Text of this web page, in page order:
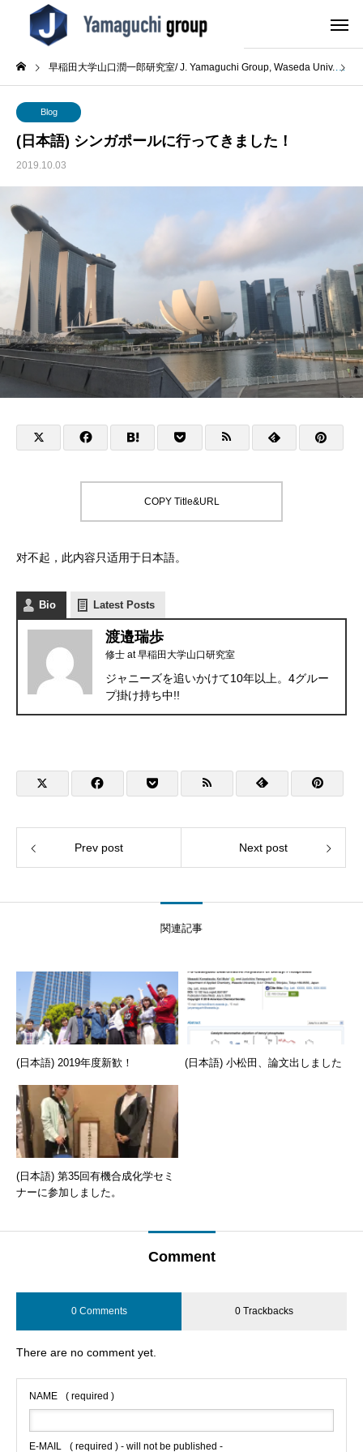
早稲田大学山口潤一郎研究室/ J. Yamaguchi Group, Waseda Univ.
Blog
(日本語) シンガポールに行ってきました！
2019.10.03
COPY Title&URL
对不起，此内容只适用于日本語。
Bio Latest Posts
渡邉瑞歩
修士 at早稲田大学山口研究室
ジャニーズを追いかけて10年以上。4グルー
プ掛け持ち中!!
Prev post Next post
関連記事
(日本語) 2019年度新歓！ (日本語) 小松田、論文出しました
(日本語) 第35回有機合成化学セミ
ナーに参加しました。
Comment
0 Comments 0 Trackbacks
There are no comment yet.
NAME ( required )
E-MAIL ( required ) - will not be published -